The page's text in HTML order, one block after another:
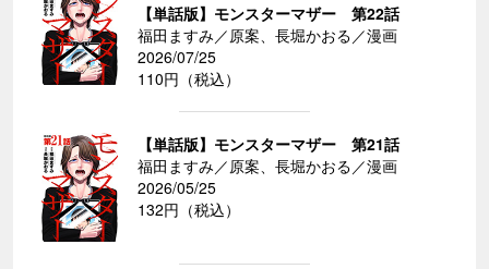
【単話版】モンスターマザー 第22話
福田ますみ／原案、長堀かおる／漫画
2026/07/25
110円（税込）
【単話版】モンスターマザー 第21話
福田ますみ／原案、長堀かおる／漫画
2026/05/25
132円（税込）